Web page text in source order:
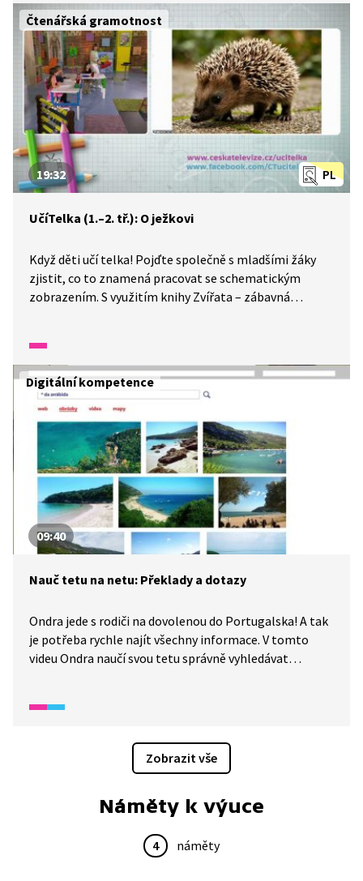
připraveny v pracovním listu.
Čtenářská gramotnost
PL
19:32
UčíTelka (1.–2. tř.): O ježkovi
Když děti učí telka! Pojďte společně s mladšími žáky
zjistit, co to znamená pracovat se schematickým
zobrazením. S využitím knihy Zvířata – zábavná
sami vytvořit.
Digitální kompetence
09:40
Nauč tetu na netu: Překlady a dotazy
Ondra jede s rodiči na dovolenou do Portugalska! A tak
je potřeba rychle najít všechny informace. V tomto
videu Ondra naučí svou tetu správně vyhledávat
překladač. Uvidíme, jak jeho dovolená dopadne!
Zobrazit vše
Náměty k výuce
4 náměty